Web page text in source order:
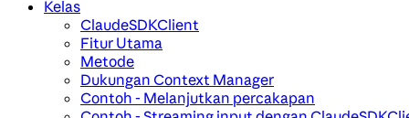
Kelas
ClaudeSDKClient
Fitur Utama
Metode
Dukungan Context Manager
Contoh - Melanjutkan percakapan